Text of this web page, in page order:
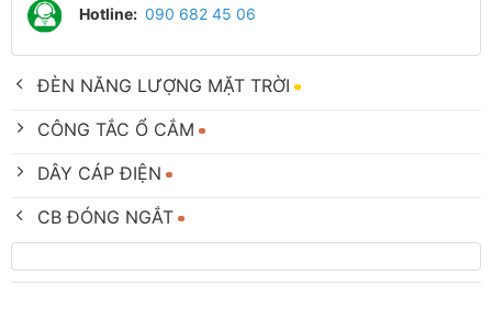
Hotline: 090 682 45 06
ĐÈN NĂNG LƯỢNG MẶT TRỜI
CÔNG TẮC Ổ CẮM
DÂY CÁP ĐIỆN
CB ĐÓNG NGẮT